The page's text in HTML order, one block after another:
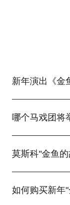
新年演出《金
科举行。 孩子们
来很多欢乐，生
哪个马戏团将
众。 传奇马戏团
分，体验新年的魔
莫斯科"金鱼
事"的门票费用因
如何购买新年